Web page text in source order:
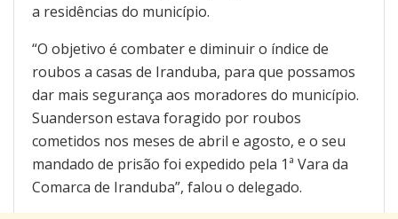
a residências do município.
“O objetivo é combater e diminuir o índice de
roubos a casas de Iranduba, para que possamos
dar mais segurança aos moradores do município.
Suanderson estava foragido por roubos
cometidos nos meses de abril e agosto, e o seu
mandado de prisão foi expedido pela 1ª Vara da
Comarca de Iranduba”, falou o delegado.